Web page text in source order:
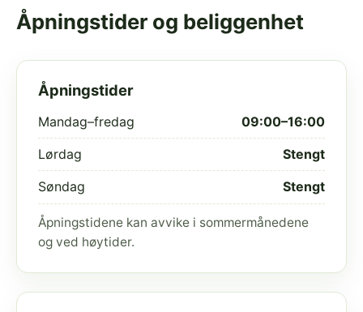
Åpningstider og beliggenhet
Åpningstider
Mandag–fredag 09:00–16:00
Lørdag Stengt
Søndag Stengt
Åpningstidene kan avvike i sommermånedene
og ved høytider.